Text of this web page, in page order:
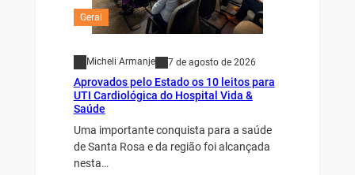
Geral
Micheli Armanje 7 de agosto de 2026
Aprovados pelo Estado os 10 leitos para
UTI Cardiológica do Hospital Vida &
Saúde
Uma importante conquista para a saúde
de Santa Rosa e da região foi alcançada
nesta…